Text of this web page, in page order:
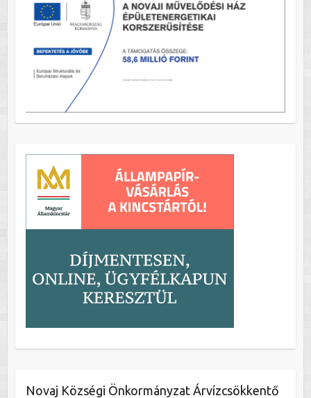
Novaj Községi Önkormányzat Árvízcsökkentő